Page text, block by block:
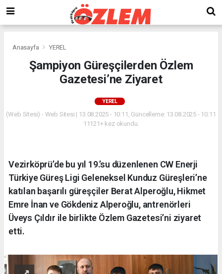
Anasayfa YEREL
Şampiyon Güreşçilerden Özlem
Gazetesi’ne Ziyaret
YEREL
(Web Sitesi) - Web Sitesi | 13.08.2025 - 10:11, Güncelleme: 13.08.2025 - 10:11
11121+ kez okundu.
Vezirköprü’de bu yıl 19.’su düzenlenen CW Enerji
Türkiye Güreş Ligi Geleneksel Kunduz Güreşleri’ne
katılan başarılı güreşçiler Berat Alperoğlu, Hikmet
Emre İnan ve Gökdeniz Alperoğlu, antrenörleri
Üveys Çıldır ile birlikte Özlem Gazetesi’ni ziyaret
etti.